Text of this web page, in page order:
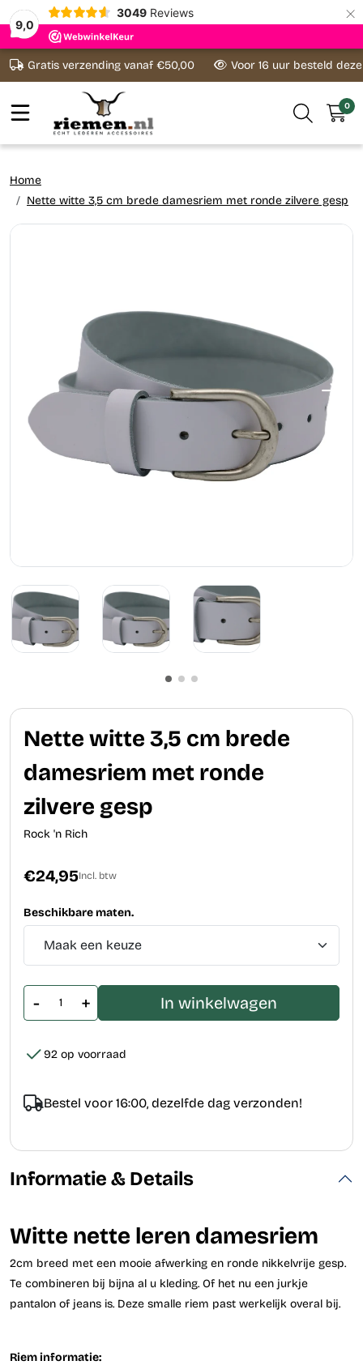
9,0
3049 Reviews ×
Ga naar content
Gratis verzending vanaf €50,00 Voor 16 uur besteld
0
Home
Nette witte 3,5 cm brede damesriem met ronde zilvere gesp
Nette witte 3,5 cm brede
damesriem met ronde
zilvere gesp
Rock 'n Rich
€24,95Incl. btw
Beschikbare maten.
- + In winkelwagen
92 op voorraad
Bestel voor 16:00, dezelfde dag verzonden!
Informatie & Details
Witte nette leren damesriem
2cm breed met een mooie afwerking en ronde nikkelvrije gesp.
Te combineren bij bijna al u kleding. Of het nu een jurkje
pantalon of jeans is. Deze smalle riem past werkelijk overal bij.
Riem informatie: